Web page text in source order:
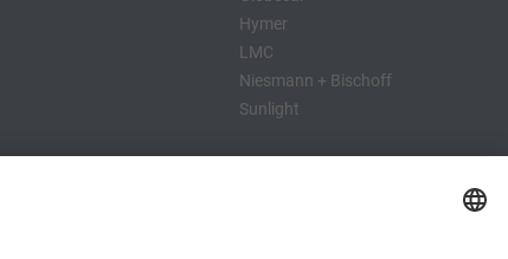
Hymer
LMC
Niesmann + Bischoff
Sunlight